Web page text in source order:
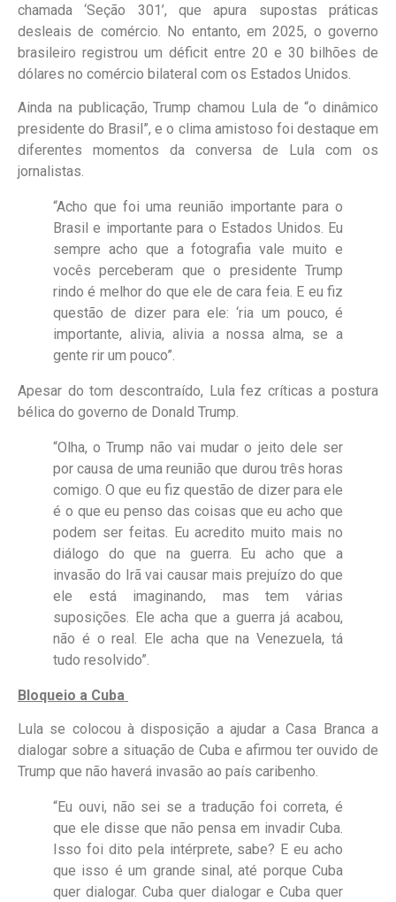
chamada ‘Seção 301’, que apura supostas práticas
desleais de comércio. No entanto, em 2025, o governo
brasileiro registrou um déficit entre 20 e 30 bilhões de
dólares no comércio bilateral com os Estados Unidos.
Ainda na publicação, Trump chamou Lula de “o dinâmico
presidente do Brasil”, e o clima amistoso foi destaque em
diferentes momentos da conversa de Lula com os
jornalistas.
“Acho que foi uma reunião importante para o
Brasil e importante para o Estados Unidos. Eu
sempre acho que a fotografia vale muito e
vocês perceberam que o presidente Trump
rindo é melhor do que ele de cara feia. E eu fiz
questão de dizer para ele: ‘ria um pouco, é
importante, alivia, alivia a nossa alma, se a
gente rir um pouco”.
Apesar do tom descontraído, Lula fez críticas a postura
bélica do governo de Donald Trump.
“Olha, o Trump não vai mudar o jeito dele ser
por causa de uma reunião que durou três horas
comigo. O que eu fiz questão de dizer para ele
é o que eu penso das coisas que eu acho que
podem ser feitas. Eu acredito muito mais no
diálogo do que na guerra. Eu acho que a
invasão do Irã vai causar mais prejuízo do que
ele está imaginando, mas tem várias
suposições. Ele acha que a guerra já acabou,
não é o real. Ele acha que na Venezuela, tá
tudo resolvido”.
Bloqueio a Cuba
Lula se colocou à disposição a ajudar a Casa Branca a
dialogar sobre a situação de Cuba e afirmou ter ouvido de
Trump que não haverá invasão ao país caribenho.
“Eu ouvi, não sei se a tradução foi correta, é
que ele disse que não pensa em invadir Cuba.
Isso foi dito pela intérprete, sabe? E eu acho
que isso é um grande sinal, até porque Cuba
quer dialogar. Cuba quer dialogar e Cuba quer